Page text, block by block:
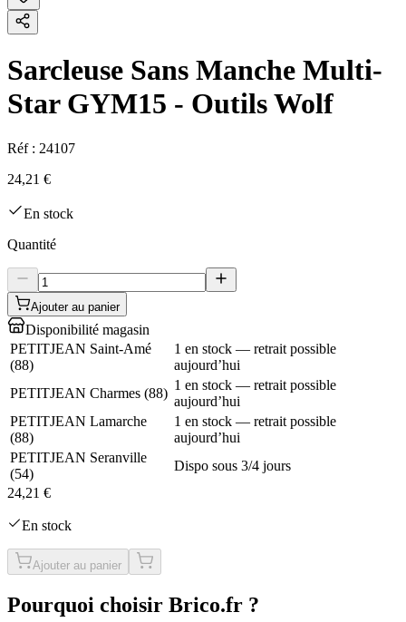
Sarcleuse Sans Manche Multi-
Star GYM15 - Outils Wolf
Réf : 24107
24,21 €
En stock
Quantité
Ajouter au panier
Disponibilité magasin
PETITJEAN Saint-Amé
(88)
1 en stock — retrait possible
aujourd’hui
PETITJEAN Charmes (88)
1 en stock — retrait possible
aujourd’hui
PETITJEAN Lamarche
(88)
1 en stock — retrait possible
aujourd’hui
PETITJEAN Seranville
(54)
Dispo sous 3/4 jours
24,21 €
En stock
Ajouter au panier
Pourquoi choisir Brico.fr ?